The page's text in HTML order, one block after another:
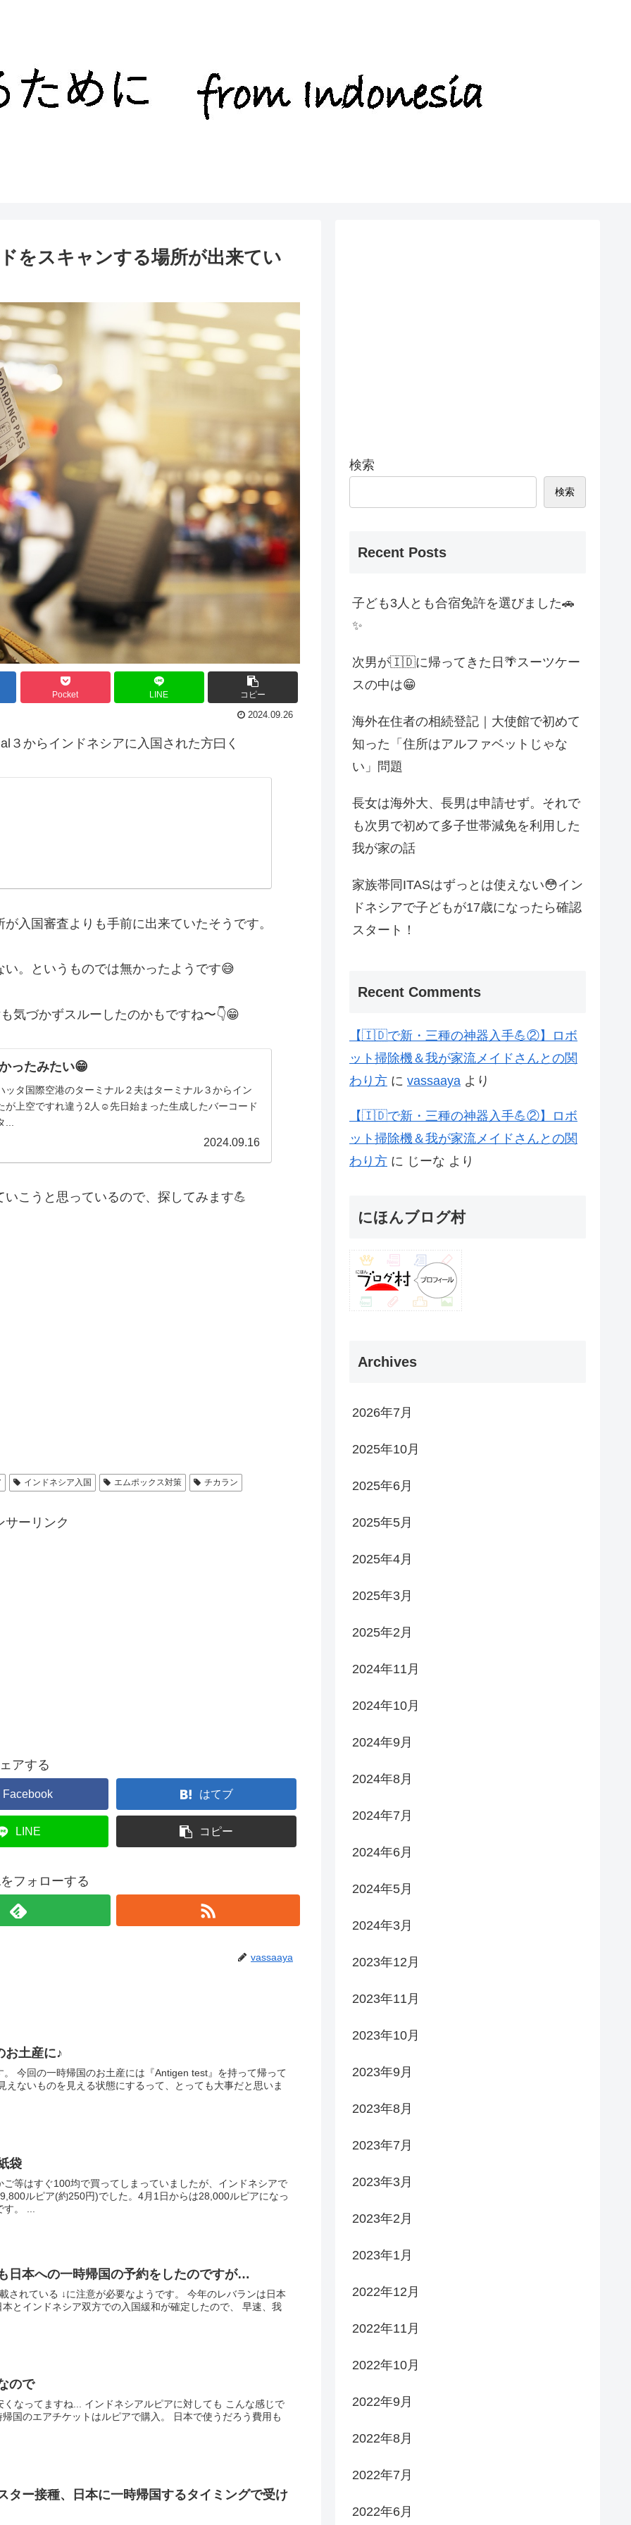
をスキャンする場所が出来てい
Pocket LINE コピー
2024.09.26
３からインドネシアに入国された方曰く
入国審査よりも手前に出来ていたそうです。
。というものでは無かったようです😅
気づかずスルーしたのかもですね〜👇️😁
ったみたい😁
ッタ国際空港のターミナル２夫はターミナル３からイン
が上空ですれ違う2人☺️先日始まった生成したバーコード
2024.09.16
こうと思っているので、探してみます💪
インドネシア入国 エムポックス対策 チカラン
サーリンク
アする
Facebook はてブ
LINE コピー
フォローする
vassaaya
お土産に♪
今回の一時帰国のお土産には『Antigen test』を持って帰って
えないものを見える状態にするって、とっても大事だと思いま
袋
等はすぐ100均で買ってしまっていましたが、インドネシアで
ルピア(約250円)でした。4月1日からは28,000ルピアになっ
。 ...
日本への一時帰国の予約をしたのですが…
されている ↓に注意が必要なようです。 今年のレバランは日本
とインドネシア双方での入国緩和が確定したので、 早速、我
ので
なってますね... インドネシアルピアに対しても こんな感じで
国のエアチケットはルピアで購入。 日本で使うだろう費用も
ター接種、日本に一時帰国するタイミングで受け
検索
検索
Recent Posts
子ども3人とも合宿免許を選びました🚗
✨
次男が🇮🇩に帰ってきた日🌴スーツケー
スの中は😁
海外在住者の相続登記｜大使館で初めて
知った「住所はアルファベットじゃな
い」問題
長女は海外大、長男は申請せず。それで
も次男で初めて多子世帯減免を利用した
我が家の話
家族帯同ITASはずっとは使えない😳イン
ドネシアで子どもが17歳になったら確認
スタート！
Recent Comments
【🇮🇩で新・三種の神器入手💪②】ロボ
ット掃除機＆我が家流メイドさんとの関
わり方 に vassaaya より
【🇮🇩で新・三種の神器入手💪②】ロボ
ット掃除機＆我が家流メイドさんとの関
わり方 に じーな より
にほんブログ村
Archives
2026年7月
2025年10月
2025年6月
2025年5月
2025年4月
2025年3月
2025年2月
2024年11月
2024年10月
2024年9月
2024年8月
2024年7月
2024年6月
2024年5月
2024年3月
2023年12月
2023年11月
2023年10月
2023年9月
2023年8月
2023年7月
2023年3月
2023年2月
2023年1月
2022年12月
2022年11月
2022年10月
2022年9月
2022年8月
2022年7月
2022年6月